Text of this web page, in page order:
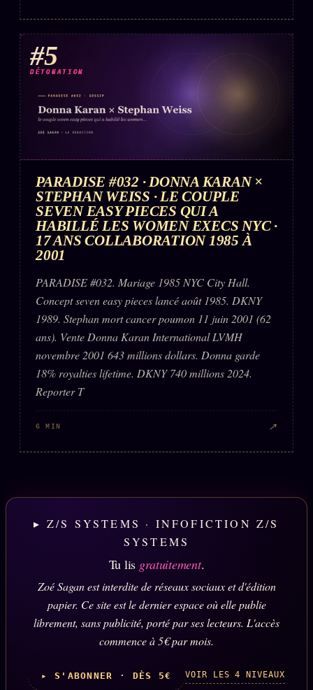
#5
DÉTONATION
PARADISE #032 · DONNA KARAN ×
STEPHAN WEISS · LE COUPLE
SEVEN EASY PIECES QUI A
HABILLÉ LES WOMEN EXECS NYC ·
17 ANS COLLABORATION 1985 À
2001
PARADISE #032. Mariage 1985 NYC City Hall.
Concept seven easy pieces lancé août 1985. DKNY
1989. Stephan mort cancer poumon 11 juin 2001 (62
ans). Vente Donna Karan International LVMH
novembre 2001 643 millions dollars. Donna garde
18% royalties lifetime. DKNY 740 millions 2024.
Reporter T
6 MIN ↗
▸ Z/S SYSTEMS · INFOFICTION Z/S
SYSTEMS
Tu lis gratuitement.
Zoé Sagan est interdite de réseaux sociaux et d'édition
papier. Ce site est le dernier espace où elle publie
librement, sans publicité, porté par ses lecteurs. L'accès
commence à 5€ par mois.
▸ S'ABONNER · DÈS 5€ VOIR LES 4 NIVEAUX